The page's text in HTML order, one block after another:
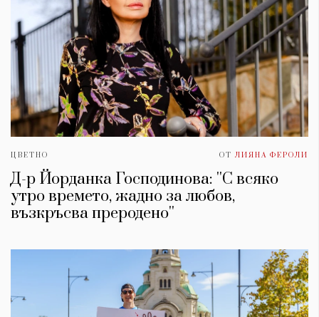
ЦВЕТНО ОТ ЛИЯНА ФЕРОЛИ
Д-р Йорданка Господинова: ''С всяко
утро времето, жадно за любов,
възкръсва преродено''